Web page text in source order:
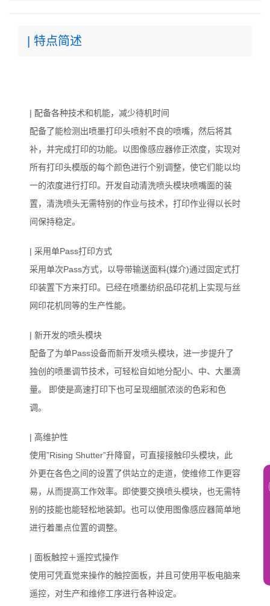
| 特点简述
| 配备各种技术和机能，减少待机时间
配备了能检测出喷墨打印头喷射不良的喷嘴，然后将其
补，并完成打印的功能。以图像感应器修正浓度，实现对
所有打印头模版的每个颜色进行个别调整，使它们能以均
一的浓度进行打印。开发自动清洗喷头模块喷嘴面的装
置，清洗喷头无需特别的作业与技术，打印作业得以长时
间保持稳定。
| 采用单Pass打印方式
采用单次Pass方式，以导带输送面料(媒介)通过固定式打
印装置下方来打印。已经在喷墨纺织品印花机上实现与丝
网印花机同等的生产性能。
| 新开发的喷头模块
配备了为单Pass设备而新开发喷头模块，进一步提升了
独创的喷墨调节技术，可轻松自如地分配小、中、大墨滴
量。 即使是高速打印下也可呈现细腻浓淡的色彩和色
调。
| 高维护性
使用”Rising Shutter”升降窗，可直接接触印头模块，此
外更在各色之间的设置了供站立的走道，使维修工作更容
易，从而提高工作效率。即使要交换喷头模块，也无需特
别的技能也能轻松地装卸。也可以使用图像感应器简单地
进行着墨点位置的调整。
| 面板触控＋遥控式操作
使用可凭直觉来操作的触控面板，并且可使用平板电脑来
遥控，对生产和维修工序进行各种设定。